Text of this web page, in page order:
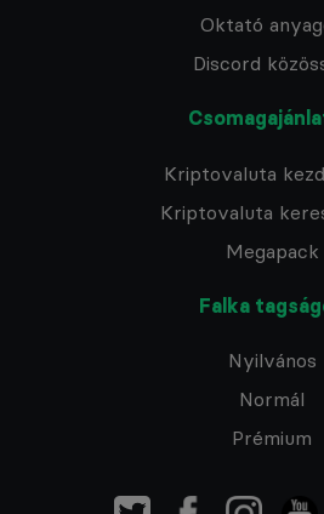
Oktató
Discord
Kriptovaluta
Kriptovaluta
Megapack
Falka
Nyilvános
Normál
Prémium